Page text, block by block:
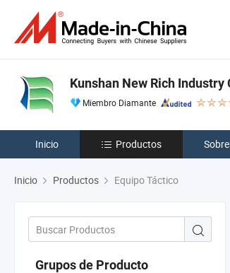
Kunshan New Rich Industry
Miembro Diamante
Inicio Productos
Inicio Productos Equipo Táctico
Grupos de Producto